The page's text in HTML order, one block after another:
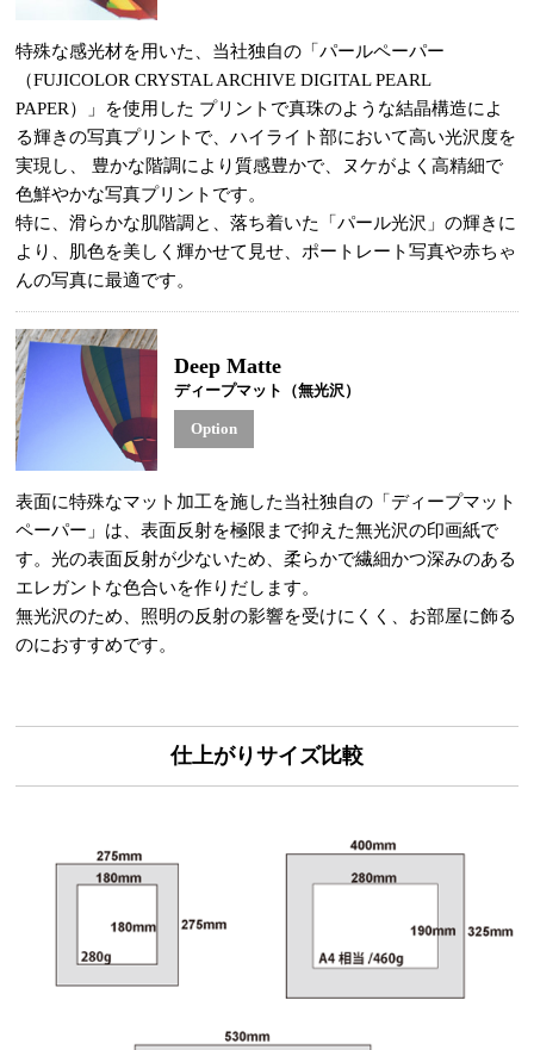
特殊な感光材を用いた、当社独自の「パールペーパー
（FUJICOLOR CRYSTAL ARCHIVE DIGITAL PEARL
PAPER）」を使用した プリントで真珠のような結晶構造によ
る輝きの写真プリントで、ハイライト部において高い光沢度を
実現し、 豊かな階調により質感豊かで、ヌケがよく高精細で
色鮮やかな写真プリントです。
特に、滑らかな肌階調と、落ち着いた「パール光沢」の輝きに
より、肌色を美しく輝かせて見せ、ポートレート写真や赤ちゃ
んの写真に最適です。
Deep Matte
ディープマット（無光沢）
Option
表面に特殊なマット加工を施した当社独自の「ディープマット
ペーパー」は、表面反射を極限まで抑えた無光沢の印画紙で
す。光の表面反射が少ないため、柔らかで繊細かつ深みのある
エレガントな色合いを作りだします。
無光沢のため、照明の反射の影響を受けにくく、お部屋に飾る
のにおすすめです。
仕上がりサイズ比較